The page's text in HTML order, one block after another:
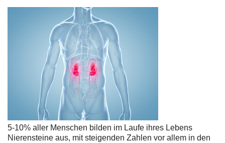
5-10% aller Menschen bilden im Laufe ihres Lebens
Nierensteine aus, mit steigenden Zahlen vor allem in den